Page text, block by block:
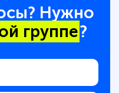
Нужно
группе?